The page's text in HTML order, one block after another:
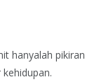
hanyalah pikiran